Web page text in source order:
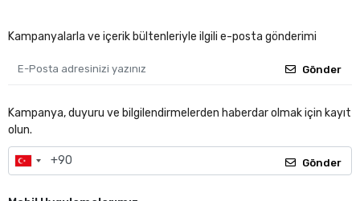
Kampanyalarla ve içerik bültenleriyle ilgili e-posta gönderimi
Gönder
Kampanya, duyuru ve bilgilendirmelerden haberdar olmak için kayıt
olun.
Gönder